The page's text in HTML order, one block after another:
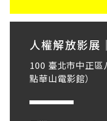
人權解放影展
100 臺北市中正
點華山電影館）